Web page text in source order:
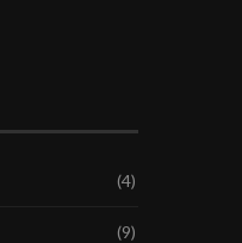
(4)
(9)